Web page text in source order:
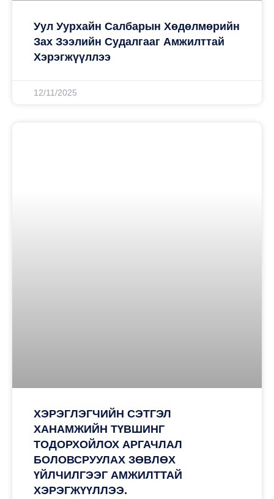
Уул Уурхайн Салбарын Хөдөлмөрийн
Зах Зээлийн Судалгааг Амжилттай
Хэрэгжүүллээ
12/11/2025
ХЭРЭГЛЭГЧИЙН СЭТГЭЛ
ХАНАМЖИЙН ТҮВШИНГ
ТОДОРХОЙЛОХ АРГАЧЛАЛ
БОЛОВСРУУЛАХ ЗӨВЛӨХ
ҮЙЛЧИЛГЭЭГ АМЖИЛТТАЙ
ХЭРЭГЖҮҮЛЛЭЭ.